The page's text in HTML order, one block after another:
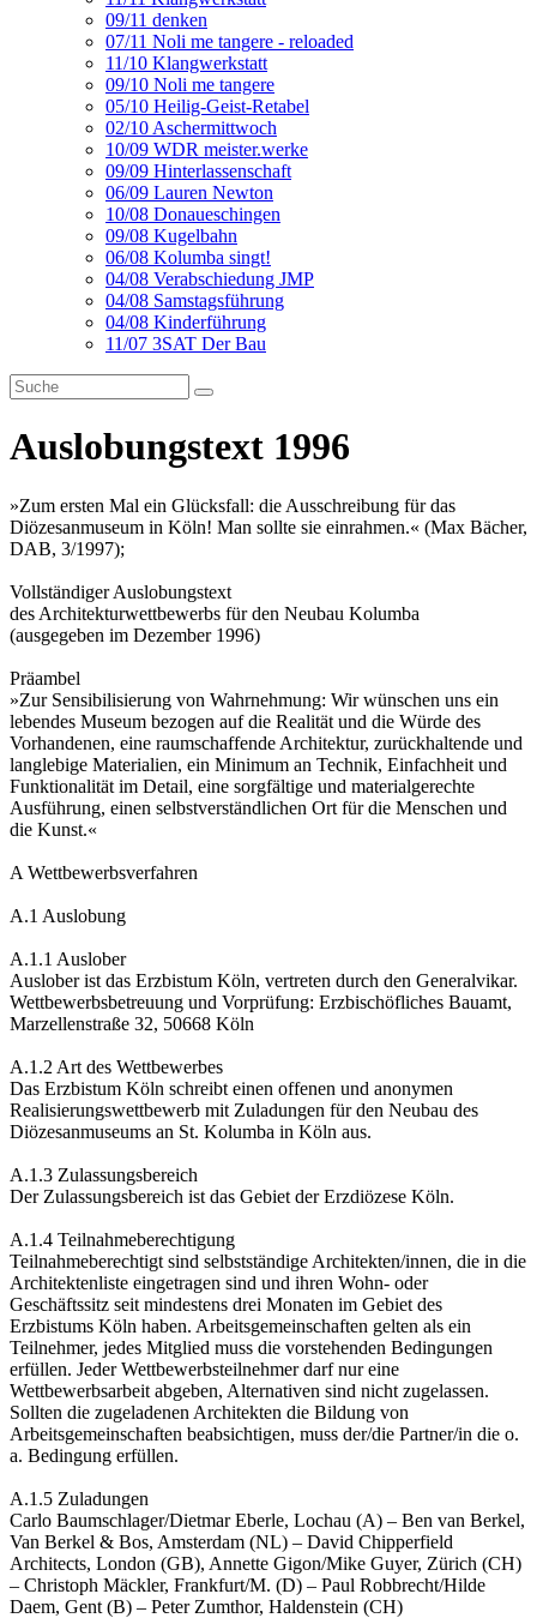
09/11 denken
07/11 Noli me tangere - reloaded
11/10 Klangwerkstatt
09/10 Noli me tangere
05/10 Heilig-Geist-Retabel
02/10 Aschermittwoch
10/09 WDR meister.werke
09/09 Hinterlassenschaft
06/09 Lauren Newton
10/08 Donaueschingen
09/08 Kugelbahn
06/08 Kolumba singt!
04/08 Verabschiedung JMP
04/08 Samstagsführung
04/08 Kinderführung
11/07 3SAT Der Bau
Auslobungstext 1996
»Zum ersten Mal ein Glücksfall: die Ausschreibung für das
Diözesanmuseum in Köln! Man sollte sie einrahmen.« (Max Bächer,
DAB, 3/1997);
Vollständiger Auslobungstext
des Architekturwettbewerbs für den Neubau Kolumba
(ausgegeben im Dezember 1996)
Präambel
»Zur Sensibilisierung von Wahrnehmung: Wir wünschen uns ein
lebendes Museum bezogen auf die Realität und die Würde des
Vorhandenen, eine raumschaffende Architektur, zurückhaltende und
langlebige Materialien, ein Minimum an Technik, Einfachheit und
Funktionalität im Detail, eine sorgfältige und materialgerechte
Ausführung, einen selbstverständlichen Ort für die Menschen und
die Kunst.«
A Wettbewerbsverfahren
A.1 Auslobung
A.1.1 Auslober
Auslober ist das Erzbistum Köln, vertreten durch den Generalvikar.
Wettbewerbsbetreuung und Vorprüfung: Erzbischöfliches Bauamt,
Marzellenstraße 32, 50668 Köln
A.1.2 Art des Wettbewerbes
Das Erzbistum Köln schreibt einen offenen und anonymen
Realisierungswettbewerb mit Zuladungen für den Neubau des
Diözesanmuseums an St. Kolumba in Köln aus.
A.1.3 Zulassungsbereich
Der Zulassungsbereich ist das Gebiet der Erzdiözese Köln.
A.1.4 Teilnahmeberechtigung
Teilnahmeberechtigt sind selbstständige Architekten/innen, die in die
Architektenliste eingetragen sind und ihren Wohn- oder
Geschäftssitz seit mindestens drei Monaten im Gebiet des
Erzbistums Köln haben. Arbeitsgemeinschaften gelten als ein
Teilnehmer, jedes Mitglied muss die vorstehenden Bedingungen
erfüllen. Jeder Wettbewerbsteilnehmer darf nur eine
Wettbewerbsarbeit abgeben, Alternativen sind nicht zugelassen.
Sollten die zugeladenen Architekten die Bildung von
Arbeitsgemeinschaften beabsichtigen, muss der/die Partner/in die o.
a. Bedingung erfüllen.
A.1.5 Zuladungen
Carlo Baumschlager/Dietmar Eberle, Lochau (A) – Ben van Berkel,
Van Berkel & Bos, Amsterdam (NL) – David Chipperfield
Architects, London (GB), Annette Gigon/Mike Guyer, Zürich (CH)
– Christoph Mäckler, Frankfurt/M. (D) – Paul Robbrecht/Hilde
Daem, Gent (B) – Peter Zumthor, Haldenstein (CH)